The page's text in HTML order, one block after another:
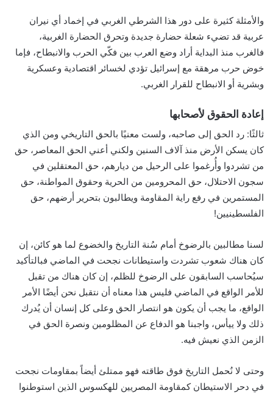
والأمثلة كثيرة على دور هذا الشرطي الغربي في إخماد أي نيران
عربية قد تضيء شعلة حضارة جديدة وتحرق الحضارة الغربية،
فالغرب منذ البداية أراد وضع العرب بين فكّي الحرب والانبطاح، فإما
خوض حرب مرهقة مع إسرائيل تؤدي لخسائر اقتصادية وعسكرية
وبشرية أو الانبطاح للقرار الغربي.
إعادة الحقوق لأصحابها
ثالثًا: رد الحق إلى صاحبه، ولست معنيًا بالحق التاريخي ومن الذي
كان يسكن الأرض منذ آلاف السنين ولكني أعني الحق المعاصر، حق
من تشردوا وأُرغموا على الرحيل من ديارهم، حق المعتقلين في
سجون الاحتلال، حق المحرومين من الحرية وحقوق المواطنة، حق
المستمرين في رفع راية المقاومة ويطالبون بتحرير أرضهم، حق
الفلسطينيين!
لسنا مطالبين بالرضوخ أمام سُنة التاريخ والخضوع لما هو كائن، إن
كان هناك شعوب تشردت واستيطانات نجحت في الماضي فبالتأكيد
سيُحاسب السابقون على الرضوخ للظلم، إن كان هناك من تقبل
للأمر الواقع في الماضي فليس هذا معناه أن نتقبل نحن أيضًا الأمر
الواقع، ما يجب أن يكون هو انتصار الحق وعلى كل إنسان أن يُدرك
ذلك ولا ييأس، واجبنا هو الدفاع عن المظلومين ونصرة الحق في
الزمن الذي نعيش فيه.
وحتى لا نُحمل التاريخ فوق طاقته فهو ممتلئ أيضاً بمقاومات نجحت
في دحر الاستيطان كمقاومة المصريين للهكسوس الذين استوطنوا